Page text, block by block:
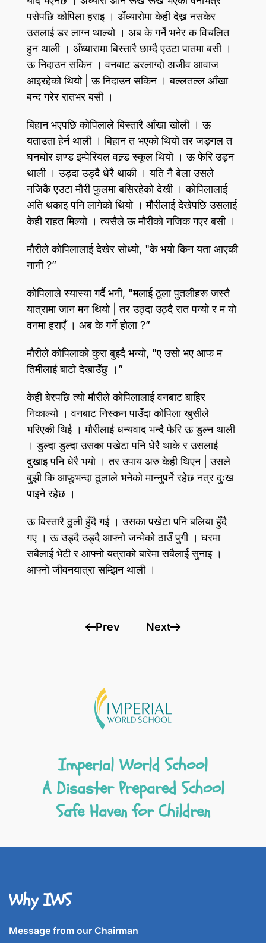
पसेपछि कोपिला हराइ । अँध्यारोमा केही देख्न नसकेर
उसलाई डर लाग्न थाल्यो । अब के गर्ने भनेर क विचलित
हुन थाली । अँध्यारामा बिस्तारै छाम्दै एउटा पातमा बसी ।
ऊ निदाउन सकिन । वनबाट डरलाग्दो अजीव आवाज
आइरहेको थियो | ऊ निदाउन सकिन । बल्लतल्ल आँखा
बन्द गरेर रातभर बसी ।
बिहान भएपछि कोपिलाले बिस्तारै आँखा खोली । ऊ
यताउता हेर्न थाली । बिहान त भएको थियो तर जङ्गल त
घनघोर ज्ञण्ड इम्पेरियल वल्र्ड स्कूल थियो । ऊ फेरि उड्न
थाली । उड्दा उड्दै धेरै थाकी । यति नै बेला उसले
नजिकै एउटा मौरी फुलमा बसिरहेको देखी । कोपिलालाई
अति थकाइ पनि लागेको थियो । मौरीलाई देखेपछि उसलाई
केही राहत मिल्यो । त्यसैले ऊ मौरीको नजिक गएर बसी ।
मौरीले कोपिलालाई देखेर सोध्यो, "के भयो किन यता आएकी
नानी ?”
कोपिलाले स्यास्या गर्दै भनी, "मलाई ठूला पुतलीहरू जस्तै
यात्रामा जान मन थियो | तर उठ्दा उठ्दै रात पन्यो र म यो
वनमा हराएँ । अब के गर्ने होला ?”
मौरीले कोपिलाको कुरा बुझ्दै भन्यो, "ए उसो भए आफ म
तिमीलाई बाटो देखाउँछु ।”
केही बेरपछि त्यो मौरीले कोपिलालाई वनबाट बाहिर
निकाल्यो । वनबाट निस्कन पाउँदा कोपिला खुसीले
भरिएकी थिई । मौरीलाई धन्यवाद भन्दै फेरि ऊ डुल्न थाली
। डुल्दा डुल्दा उसका पखेटा पनि धेरै थाके र उसलाई
दुखाइ पनि धेरै भयो । तर उपाय अरु केही थिएन | उसले
बुझी कि आफूभन्दा ठूलाले भनेको मान्नुपर्ने रहेछ नत्र दुःख
पाइने रहेछ ।
ऊ बिस्तारै ठुली हुँदै गई । उसका पखेटा पनि बलिया हुँदै
गए । ऊ उड्दै उड्दै आफ्नो जन्मेको ठाउँ पुगी । घरमा
सबैलाई भेटी र आफ्नो यत्राको बारेमा सबैलाई सुनाइ ।
आफ्नो जीवनयात्रा सम्झिन थाली ।
Prev Next
Imperial World School
A Disaster Prepared School
Safe Haven for Children
Why IWS
Message from our Chairman